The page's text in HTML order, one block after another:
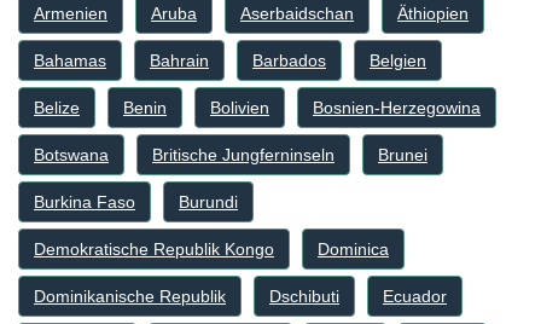
Armenien Aruba Aserbaidschan Äthiopien
Bahamas Bahrain Barbados Belgien
Belize Benin Bolivien Bosnien-Herzegowina
Botswana Britische Jungferninseln Brunei
Burkina Faso Burundi
Demokratische Republik Kongo Dominica
Dominikanische Republik Dschibuti Ecuador